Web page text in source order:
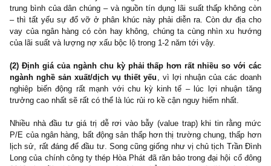
nhớ:
(1) Bản chất của ngành tài chính – ngân hàng – bất động
ngành nghề chu kỳ (cyclical) ,mang đậm tính đầu cơ ngắn
Dù họ có từ chối phải tin sự thật đi chăng nữa, bong bóng bất
sản ở phân khúc nhà ở cao cấp và nghỉ dưỡng condotels
thành từ hơn 1 năm nay. Và khi giá nhà đã quá cao so với thu
trung bình của dân chúng – và nguồn tín dụng lãi suất thấp
– thì tất yếu sự đổ vỡ ở phân khúc này phải diễn ra. Còn dư
vay của ngân hàng có còn hay không, chúng ta cùng nhìn xu
của lãi suất và lượng nợ xấu bộc lộ trong 1-2 năm tới vậy.